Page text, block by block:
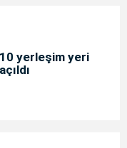
yerleşim yeri